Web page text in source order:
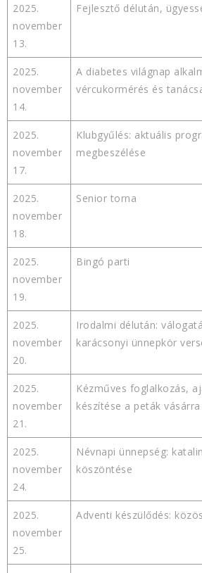
2025.
november
13.
Fejlesztő délután,
2025.
november
14.
A diabetes világnap
vércukormérés és
2025.
november
17.
Klubgyűlés: aktuális
megbeszélése
2025.
november
18.
Senior torna
2025.
november
19.
Bingó parti
2025.
november
20.
Irodalmi délután:
karácsonyi ünnepkör
2025.
november
21.
Kézműves foglalkozás,
készítése a peták vásárra
2025.
november
24.
Névnapi ünnepség:
köszöntése
2025.
november
25.
Adventi készülődés: